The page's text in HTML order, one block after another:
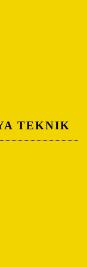
TEKNIK